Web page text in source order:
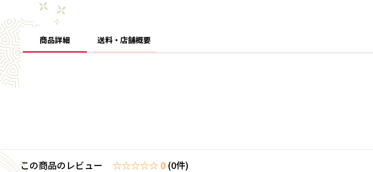
商品詳細 送料・店舗概要
この商品のレビュー ☆☆☆☆☆ 0 (0件)